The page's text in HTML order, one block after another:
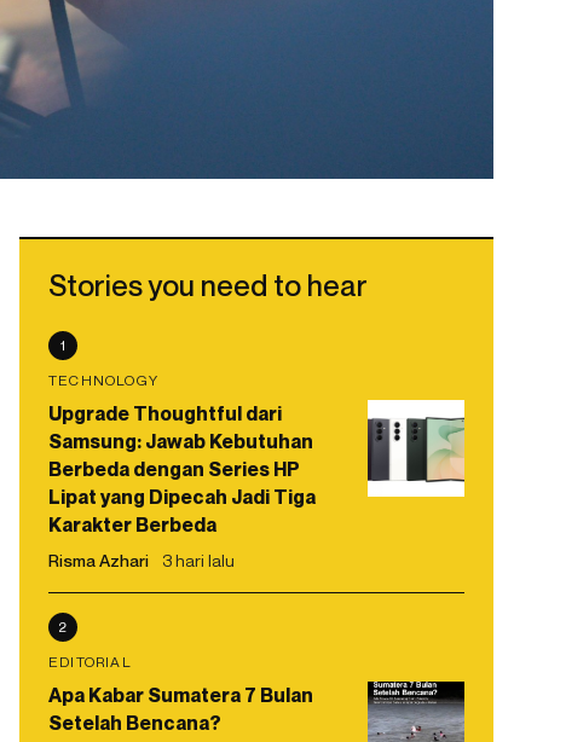
Stories you need to hear
1
TECHNOLOGY
Upgrade Thoughtful dari
Samsung: Jawab Kebutuhan
Berbeda dengan Series HP
Lipat yang Dipecah Jadi Tiga
Karakter Berbeda
Risma Azhari 3 hari lalu
2
EDITORIAL
Apa Kabar Sumatera 7 Bulan
Setelah Bencana?